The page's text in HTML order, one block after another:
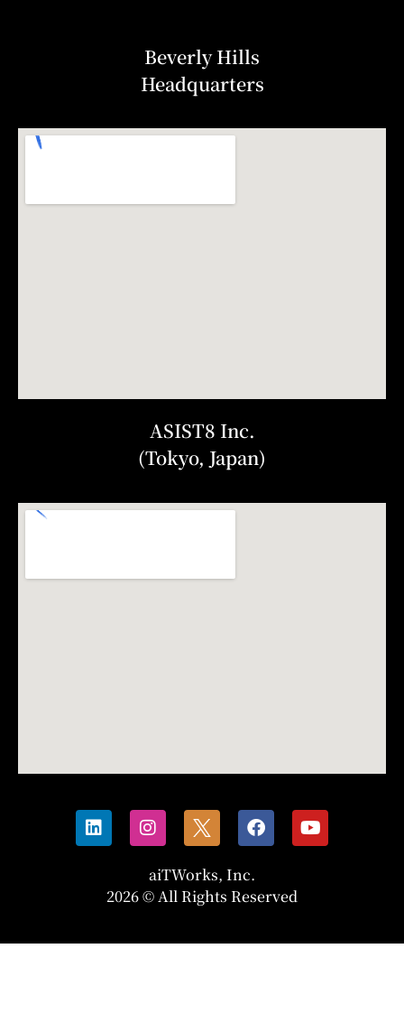
Beverly Hills
Headquarters
ASIST8 Inc.
(Tokyo, Japan)
aiTWorks, Inc.
2026 © All Rights Reserved